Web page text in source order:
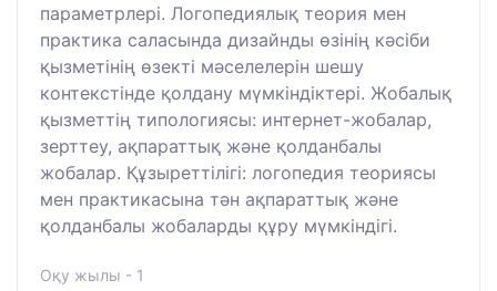
параметрлері. Логопедиялық теория мен
практика саласында дизайнды өзінің кәсіби
қызметінің өзекті мәселелерін шешу
контекстінде қолдану мүмкіндіктері. Жобалық
қызметтің типологиясы: интернет-жобалар,
зерттеу, ақпараттық және қолданбалы
жобалар. Құзыреттілігі: логопедия теориясы
мен практикасына тән ақпараттық және
қолданбалы жобаларды құру мүмкіндігі.
Оқу жылы - 1